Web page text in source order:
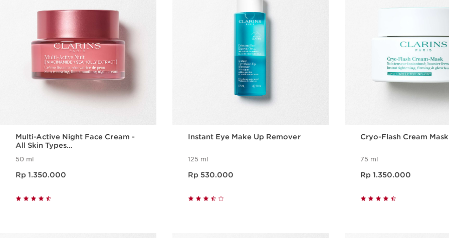
Multi-Active Night Face Cream -
All Skin Types
50 ml
Rp 1.350.000
Instant Eye Make Up Remover
125 ml
Rp 530.000
Cryo-Flash Cream Mask
75 ml
Rp 1.350.000